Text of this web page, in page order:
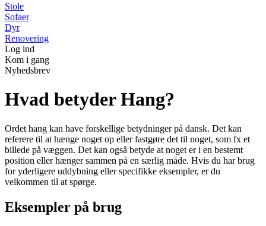
Stole
Sofaer
Dyr
Renovering
Log ind
Kom i gang
Nyhedsbrev
Hvad betyder Hang?
Ordet hang kan have forskellige betydninger på dansk. Det kan
referere til at hænge noget op eller fastgøre det til noget, som fx et
billede på væggen. Det kan også betyde at noget er i en bestemt
position eller hænger sammen på en særlig måde. Hvis du har brug
for yderligere uddybning eller specifikke eksempler, er du
velkommen til at spørge.
Eksempler på brug